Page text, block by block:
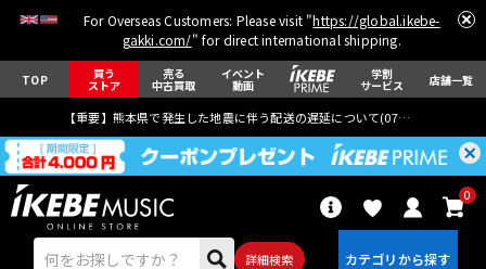
For Overseas Customers: Please visit "https://global.ikebe-
gakki.com/" for direct international shipping.
TOP 買う
ストア
売る
中古買取
イベント
動画
学割
サービス 店舗一覧
【重要】熊本県で発生した地震に伴う配送の遅延について(07月29日
詳細検索
0